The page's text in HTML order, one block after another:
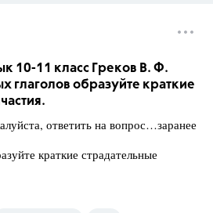
10-11 класс Греков В. Ф.
глаголов образуйте краткие
ответить на вопрос…заранее
краткие страдательные